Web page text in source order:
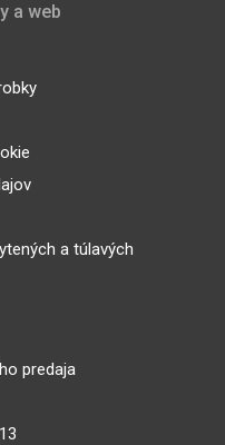
a web
a túlavých
predaja